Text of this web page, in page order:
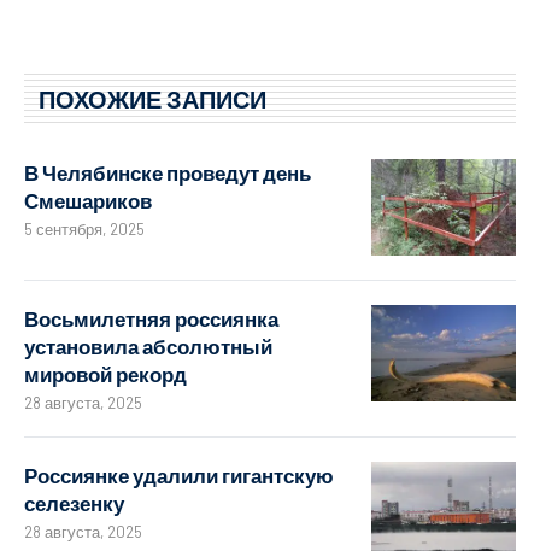
ПОХОЖИЕ ЗАПИСИ
В Челябинске проведут день
Смешариков
5 сентября, 2025
Восьмилетняя россиянка
установила абсолютный
мировой рекорд
28 августа, 2025
Россиянке удалили гигантскую
селезенку
28 августа, 2025